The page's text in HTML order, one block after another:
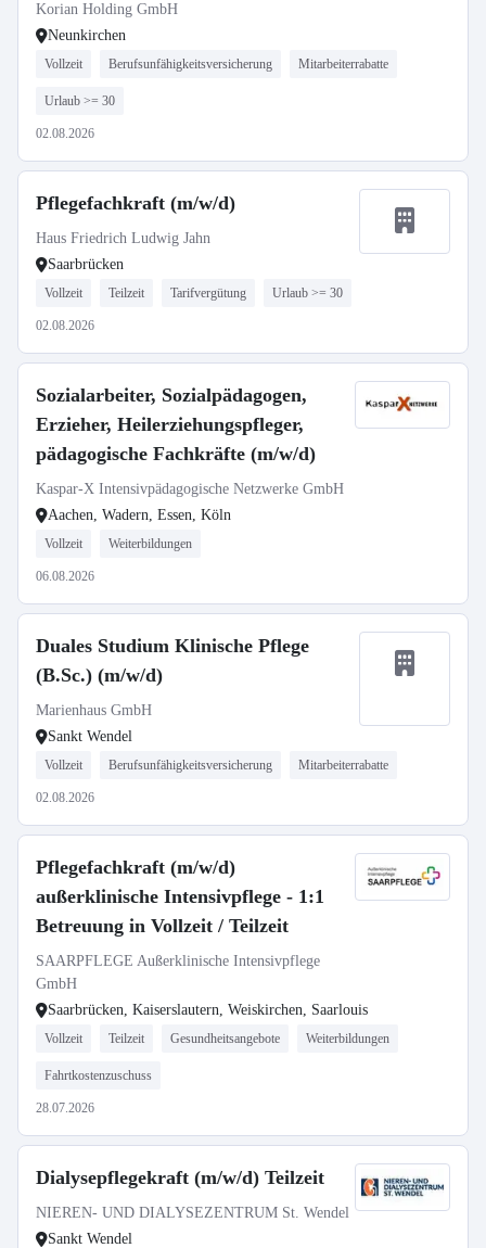
Korian Holding GmbH
Neunkirchen
Vollzeit Berufsunfähigkeitsversicherung Mitarbeiterrabatte
Urlaub >= 30
02.08.2026
Pflegefachkraft (m/w/d)
Haus Friedrich Ludwig Jahn
Saarbrücken
Vollzeit Teilzeit Tarifvergütung Urlaub >= 30
02.08.2026
Sozialarbeiter, Sozialpädagogen,
Erzieher, Heilerziehungspfleger,
pädagogische Fachkräfte (m/w/d)
Kaspar-X Intensivpädagogische Netzwerke GmbH
Aachen, Wadern, Essen, Köln
Vollzeit Weiterbildungen
06.08.2026
Duales Studium Klinische Pflege
(B.Sc.) (m/w/d)
Marienhaus GmbH
Sankt Wendel
Vollzeit Berufsunfähigkeitsversicherung Mitarbeiterrabatte
02.08.2026
Pflegefachkraft (m/w/d)
außerklinische Intensivpflege - 1:1
Betreuung in Vollzeit / Teilzeit
SAARPFLEGE Außerklinische Intensivpflege
GmbH
Saarbrücken, Kaiserslautern, Weiskirchen, Saarlouis
Vollzeit Teilzeit Gesundheitsangebote Weiterbildungen
Fahrtkostenzuschuss
28.07.2026
Dialysepflegekraft (m/w/d) Teilzeit
NIEREN- UND DIALYSEZENTRUM St. Wendel
Sankt Wendel